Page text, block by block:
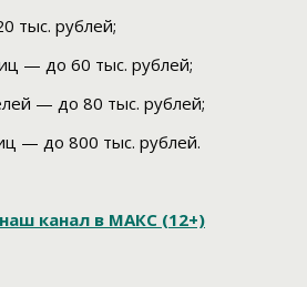
тыс. рублей;
— до 60 тыс. рублей;
— до 80 тыс. рублей;
— до 800 тыс. рублей.
канал в МАКС (12+)